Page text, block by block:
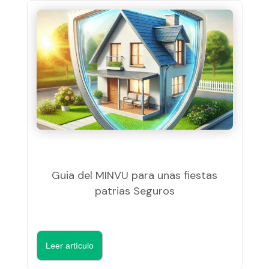
Guia del MINVU para unas fiestas
patrias Seguros
Leer artículo